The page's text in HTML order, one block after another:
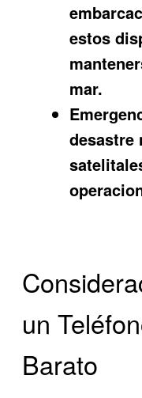
estos
mar.
desastre
un
Barato